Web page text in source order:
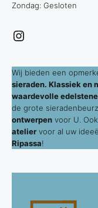
Zondag: Gesloten
Instagram
Wij bieden een
sieraden. Klassiek en
waardevolle
de grote
ontwerpen voor U.
atelier voor al uw
Ripassa!